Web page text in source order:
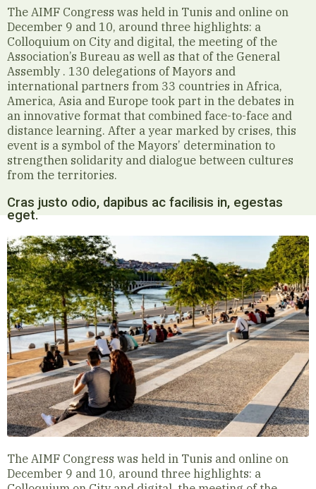
The AIMF Congress was held in Tunis and online on
December 9 and 10, around three highlights: a
Colloquium on City and digital, the meeting of the
Association’s Bureau as well as that of the General
Assembly . 130 delegations of Mayors and
international partners from 33 countries in Africa,
America, Asia and Europe took part in the debates in
an innovative format that combined face-to-face and
distance learning. After a year marked by crises, this
event is a symbol of the Mayors’ determination to
strengthen solidarity and dialogue between cultures
from the territories.
Cras justo odio, dapibus ac facilisis in, egestas
eget.
The AIMF Congress was held in Tunis and online on
December 9 and 10, around three highlights: a